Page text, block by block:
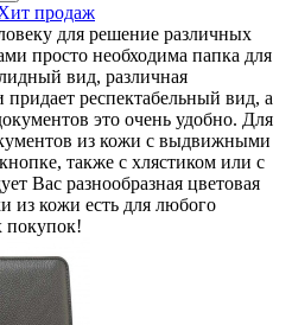
продаж
для решение различных
просто необходима папка для
вид, различная
респектабельный вид, а
это очень удобно. Для
из кожи с выдвижными
также с хлястиком или с
Вас разнообразная цветовая
из кожи есть для любого
покупок!